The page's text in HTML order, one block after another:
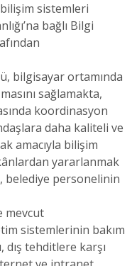
sistemleri
bağlı Bilgi
bilgisayar ortamında
sağlamakta,
koordinasyon
daha kaliteli ve
amacıyla bilişim
yararlanmak
belediye personelinin
mevcut
sistemlerinin bakım
dış tehditlere karşı